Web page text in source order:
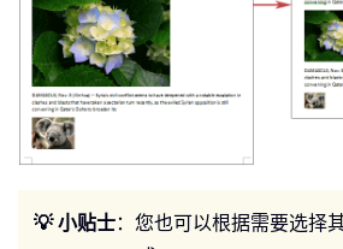
💡 小贴士：您也可以根据需要选择